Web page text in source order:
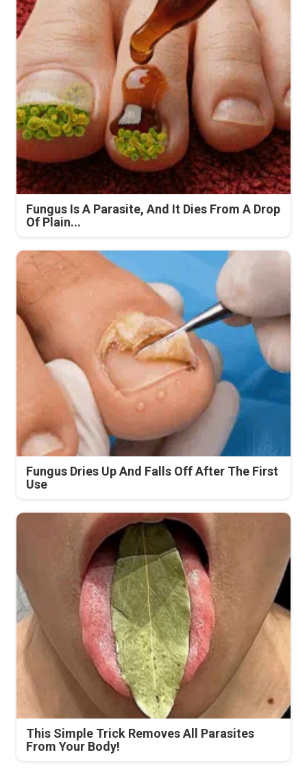
Fungus Is A Parasite, And It Dies From A Drop
Of Plain...
Fungus Dries Up And Falls Off After The First
Use
This Simple Trick Removes All Parasites
From Your Body!